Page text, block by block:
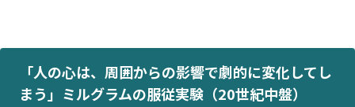
「人の心は、周囲からの影響で劇的に変化してし
まう」ミルグラムの服従実験（20世紀中盤）